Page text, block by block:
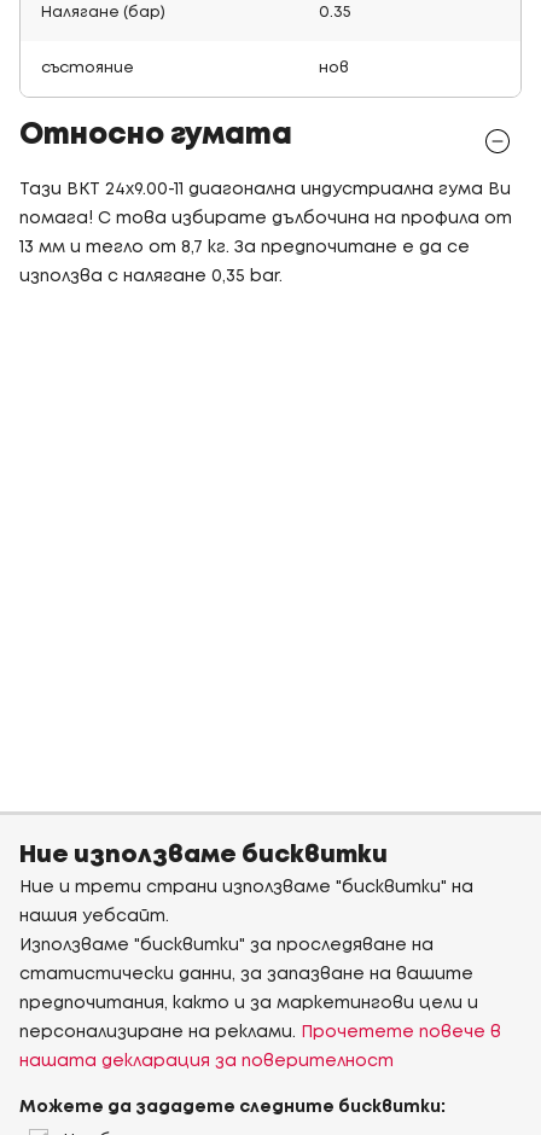
Налягане (бар) 0.35
състояние нов
Относно гумата
Тази BKT 24x9.00-11 диагонална индустриална гума Ви
помага! С това избирате дълбочина на профила от
13 мм и тегло от 8,7 кг. За предпочитане е да се
използва с налягане 0,35 bar.
Ние използваме бисквитки
Ние и трети страни използваме "бисквитки" на
нашия уебсайт.
Използваме "бисквитки" за проследяване на
статистически данни, за запазване на вашите
предпочитания, както и за маркетингови цели и
персонализиране на реклами.
Прочетете повече в
нашата декларация за поверителност
Можете да зададете следните бисквитки: